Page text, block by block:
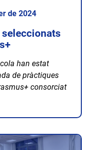
de 2024
seleccionats
han estat
de pràctiques
consorciat